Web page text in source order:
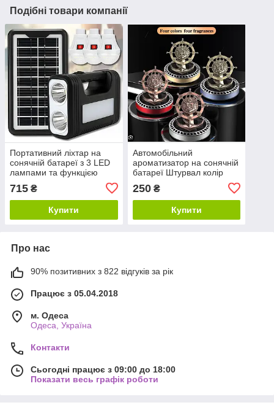
Подібні товари компанії
Портативний ліхтар на
сонячній батареї з 3 LED
лампами та функцією
715 ₴
Купити
Автомобільний
ароматизатор на сонячній
батареї Штурвал колір
250₴
Купити
Про нас
90% позитивних з 822 відгуків за рік
Працює з 05.04.2018
м. Одеса
Одеса, Україна
Контакти
Сьогодні працює з 09:00 до 18:00
Показати весь графік роботи